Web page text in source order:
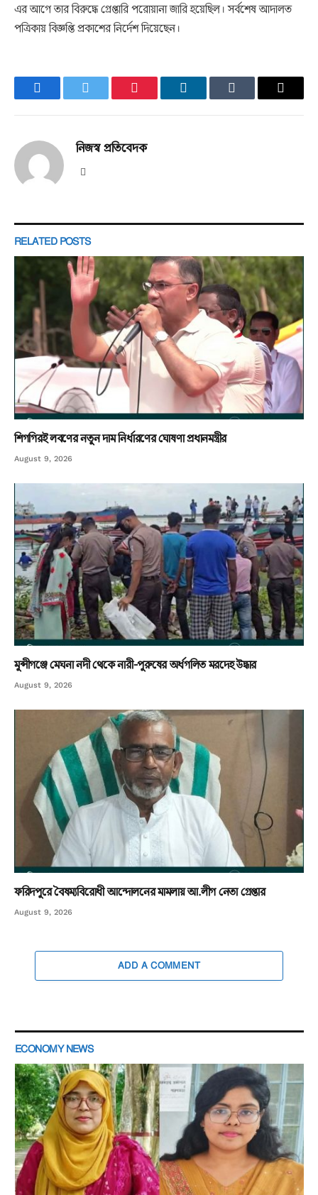
এর আগে তার বিরুদ্ধে গ্রেপ্তারি পরোয়ানা জারি হয়েছিল। সর্বশেষ আদালত
পত্রিকায় বিজ্ঞপ্তি প্রকাশের নির্দেশ দিয়েছেন।
FacebookTwitter PinterestLinkedInTumblr Email
নিজস্ব প্রতিবেদক
RELATED POSTS
শিগগিরই লবণের নতুন দাম নির্ধারণের ঘোষণা প্রধানমন্ত্রীর
August 9, 2026
মুন্সীগঞ্জে মেঘনা নদী থেকে নারী-পুরুষের অর্ধগলিত মরদেহ উদ্ধার
August 9, 2026
ফরিদপুরে বৈষম্যবিরোধী আন্দোলনের মামলায় আ.লীগ নেতা গ্রেপ্তার
August 9, 2026
ADD A COMMENT
ECONOMY NEWS